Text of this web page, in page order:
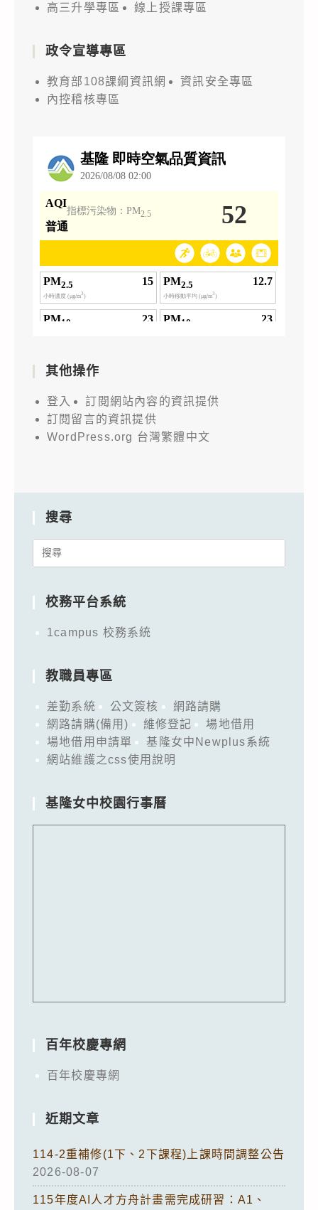
高三升學專區 線上授課專區
政令宣導專區
教育部108課綱資訊網
資訊安全專區
內控稽核專區
其他操作
登入
訂閱網站內容的資訊提供
訂閱留言的資訊提供
WordPress.org 台灣繁體中文
搜尋
Search
校務平台系統
1campus 校務系統
教職員專區
差勤系統 公文簽核
網路請購
網路請購(備用)
維修登記
場地借用
場地借用申請單
基隆女中Newplus系統
網站維護之css使用說明
基隆女中校園行事曆
百年校慶專網
百年校慶專網
近期文章
114-2重補修(1下、2下課程)上課時間調整公告
2026-08-07
115年度AI人才方舟計畫需完成研習：A1、